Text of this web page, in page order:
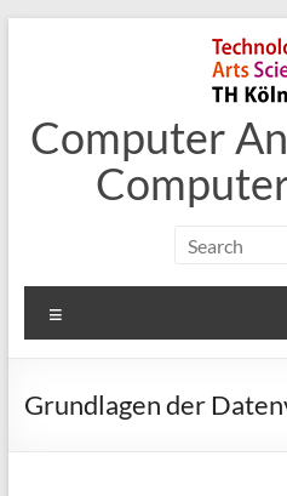
Computer
Grundlagen der